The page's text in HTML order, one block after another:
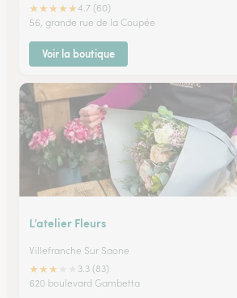
★★★★★4.7 (60)
56, grande rue de la Coupée
Voir la boutique
L’atelier Fleurs
Villefranche Sur Saone
★★★
3.3 (83)
620 boulevard Gambetta